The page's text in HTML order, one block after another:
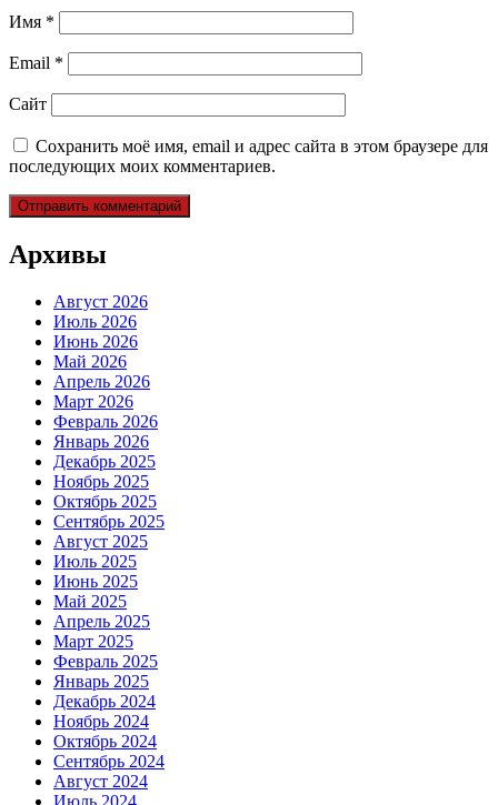
Имя *
Email *
Сайт
Сохранить моё имя, email и адрес сайта в этом браузере для
последующих моих комментариев.
Архивы
Август 2026
Июль 2026
Июнь 2026
Май 2026
Апрель 2026
Март 2026
Февраль 2026
Январь 2026
Декабрь 2025
Ноябрь 2025
Октябрь 2025
Сентябрь 2025
Август 2025
Июль 2025
Июнь 2025
Май 2025
Апрель 2025
Март 2025
Февраль 2025
Январь 2025
Декабрь 2024
Ноябрь 2024
Октябрь 2024
Сентябрь 2024
Август 2024
Июль 2024